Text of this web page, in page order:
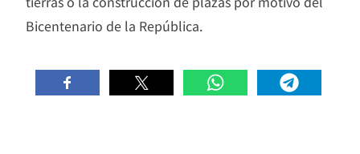
Bicentenario de la República.